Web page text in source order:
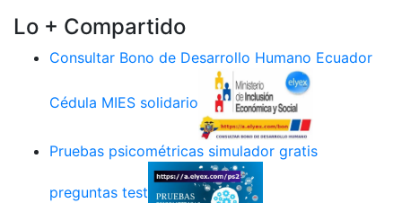
Lo + Compartido
Consultar Bono de Desarrollo Humano Ecuador
Cédula MIES solidario
Pruebas psicométricas simulador gratis
preguntas test